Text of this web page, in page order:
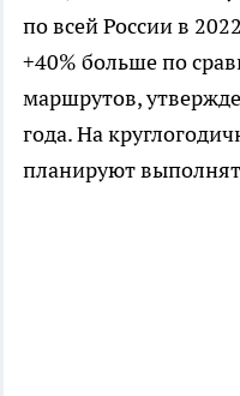
по всей России в
+40% больше по
маршрутов,
года. На
планируют